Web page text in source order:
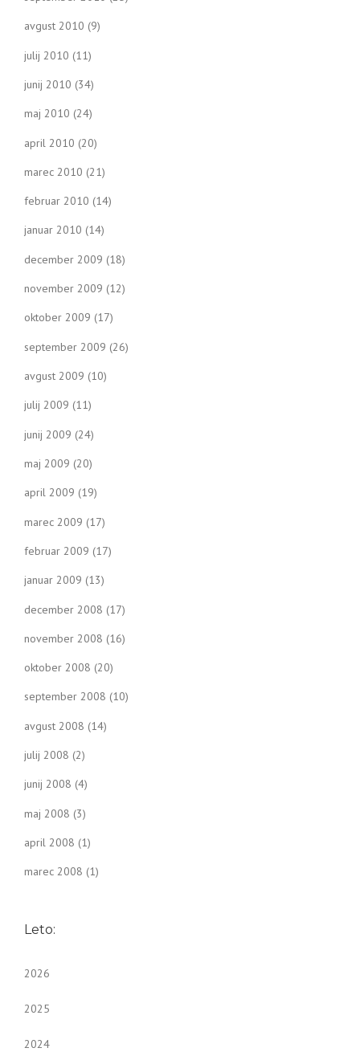
avgust 2010 (9)
julij 2010 (11)
junij 2010 (34)
maj 2010 (24)
april 2010 (20)
marec 2010 (21)
februar 2010 (14)
januar 2010 (14)
december 2009 (18)
november 2009 (12)
oktober 2009 (17)
september 2009 (26)
avgust 2009 (10)
julij 2009 (11)
junij 2009 (24)
maj 2009 (20)
april 2009 (19)
marec 2009 (17)
februar 2009 (17)
januar 2009 (13)
december 2008 (17)
november 2008 (16)
oktober 2008 (20)
september 2008 (10)
avgust 2008 (14)
julij 2008 (2)
junij 2008 (4)
maj 2008 (3)
april 2008 (1)
marec 2008 (1)
Leto:
2026
2025
2024